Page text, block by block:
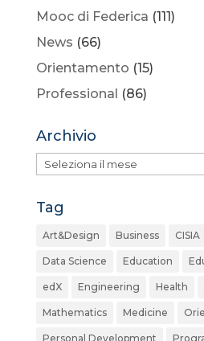
Mooc di Federica (111)
News (66)
Orientamento (15)
Professional (86)
Archivio
Archivio
Tag
Art&Design Business CISIA
Data Science Education
edX Engineering Health
Mathematics Medicine
Personal Development